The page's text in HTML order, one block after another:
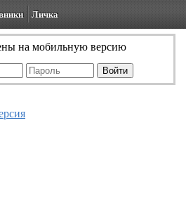
Личка
на мобильную версию